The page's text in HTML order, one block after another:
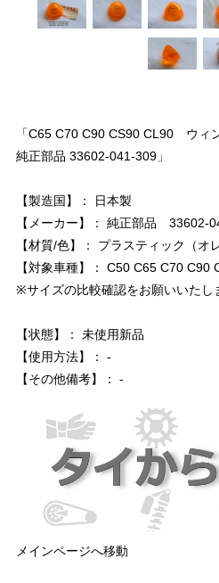
「C65 C70 C90 CS90 CL90 ウィ
純正部品 33602-041-309」
【製造国】： 日本製
【メーカー】： 純正部品 33602-
【材質/色】： プラスティック（オ
【対象車種】： C50 C65 C70 C90
※サイズの比較確認をお願いいたし
【状態】： 未使用新品
【使用方法】： -
【その他備考】： -
メインページへ移動